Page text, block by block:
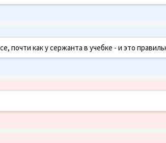
почти как у сержанта в учебке - и это